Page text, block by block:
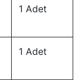
1 Adet
1 Adet